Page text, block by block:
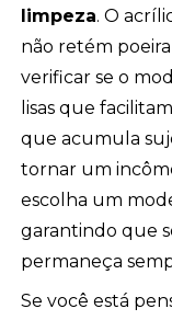
limpeza. O
não retém
verificar se o
lisas que
que acumula
tornar um
escolha um
garantindo que
permaneça
Se você está